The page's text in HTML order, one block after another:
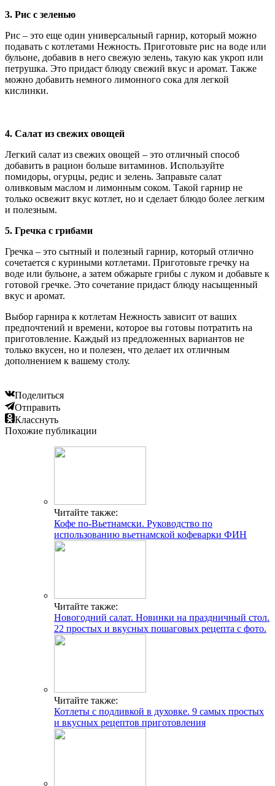
3. Рис с зеленью
Рис – это еще один универсальный гарнир, который можно
подавать с котлетами Нежность. Приготовьте рис на воде или
бульоне, добавив в него свежую зелень, такую как укроп или
петрушка. Это придаст блюду свежий вкус и аромат. Также
можно добавить немного лимонного сока для легкой
кислинки.
4. Салат из свежих овощей
Легкий салат из свежих овощей – это отличный способ
добавить в рацион больше витаминов. Используйте
помидоры, огурцы, редис и зелень. Заправьте салат
оливковым маслом и лимонным соком. Такой гарнир не
только освежит вкус котлет, но и сделает блюдо более легким
и полезным.
5. Гречка с грибами
Гречка – это сытный и полезный гарнир, который отлично
сочетается с куриными котлетами. Приготовьте гречку на
воде или бульоне, а затем обжарьте грибы с луком и добавьте к
готовой гречке. Это сочетание придаст блюду насыщенный
вкус и аромат.
Выбор гарнира к котлетам Нежность зависит от ваших
предпочтений и времени, которое вы готовы потратить на
приготовление. Каждый из предложенных вариантов не
только вкусен, но и полезен, что делает их отличным
дополнением к вашему столу.
Поделиться
Отправить
Класснуть
Похожие публикации
Читайте также:
Кофе по-Вьетнамски. Руководство по
использованию вьетнамской кофеварки ФИН
Читайте также:
Новогодний салат. Новинки на праздничный стол.
22 простых и вкусных пошаговых рецепта с фото.
Читайте также:
Котлеты с подливкой в духовке. 9 самых простых
и вкусных рецептов приготовления